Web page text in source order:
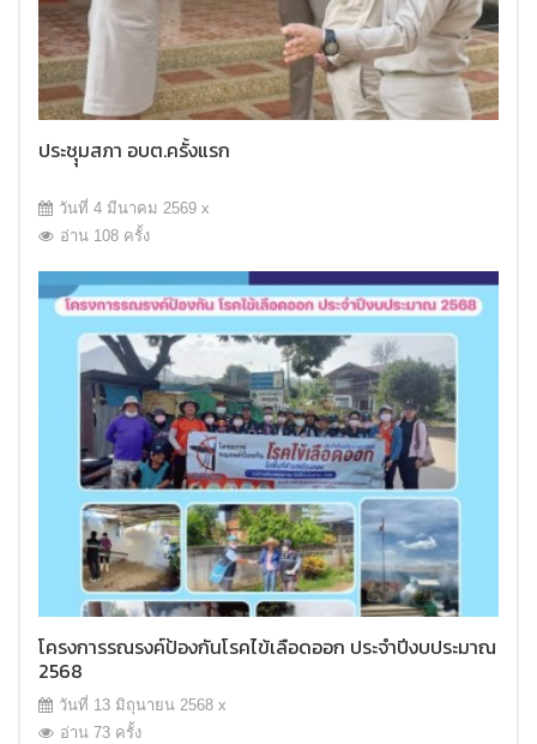
ประชุุมสภา อบต.ครั้งแรก
วันที่ 4 มีนาคม 2569 x
อ่าน 108 ครั้ง
โครงการรณรงค์ป้องกันโรคไข้เลือดออก ประจำปีงบประมาณ
2568
วันที่ 13 มิถุนายน 2568 x
อ่าน 73 ครั้ง